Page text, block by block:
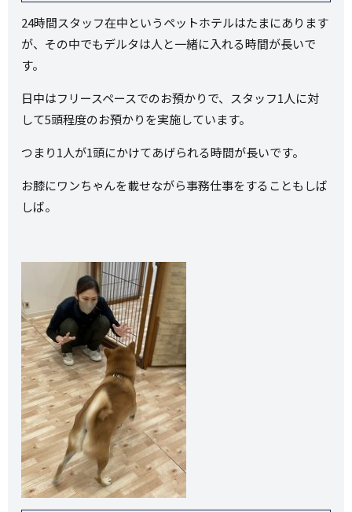
24時間スタッフ在中というペットホテルはたまにあります
が、その中でもデルタは人と一緒に入れる時間が長いで
す。
日中はフリースペースでのお預かりで、スタッフ1人に対
して5頭程度のお預かりを実施しています。
つまり1人が1頭にかけてあげられる時間が長いです。
お膝にワンちゃんを載せながら事務仕事をすることもしば
しば。